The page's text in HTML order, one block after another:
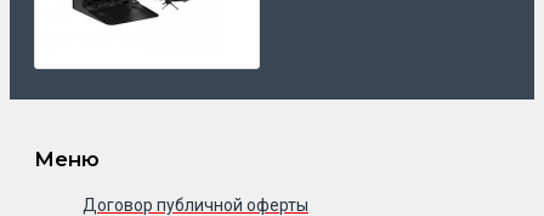
Меню
Договор публичной оферты